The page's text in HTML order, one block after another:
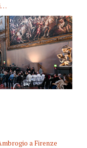
a Firenze